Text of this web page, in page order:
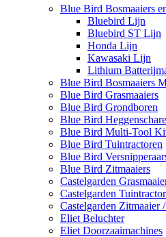
Blue Bird Bosmaaiers
Bluebird Lijn
Bluebird ST Lijn
Honda Lijn
Kawasaki Lijn
Lithium
Blue Bird Bosmaaiers
Blue Bird Grasmaaiers
Blue Bird Grondboren
Blue Bird
Blue Bird Multi-Tool
Blue Bird Tuintractoren
Blue Bird
Blue Bird Zitmaaiers
Castelgarden
Castelgarden
Castelgarden Zitmaaier
Eliet Beluchter
Eliet Doorzaaimachines